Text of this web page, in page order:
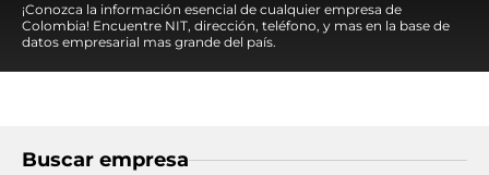
¡Conozca la información esencial de cualquier empresa de
Colombia! Encuentre NIT, dirección, teléfono, y mas en la base de
datos empresarial mas grande del país.
Buscar empresa